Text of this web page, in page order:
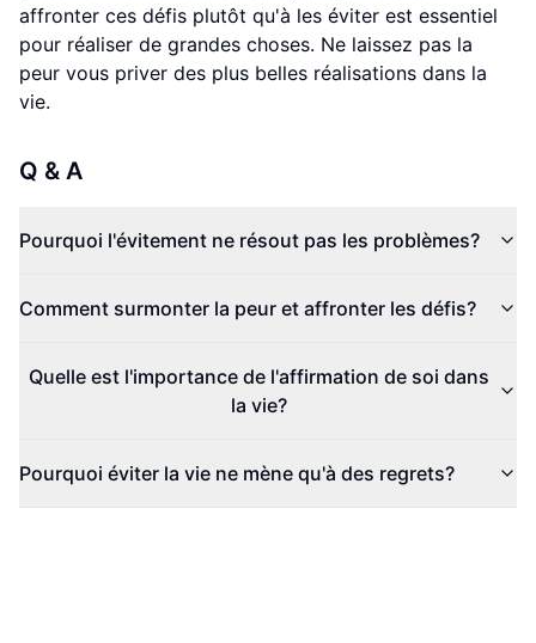
affronter ces défis plutôt qu'à les éviter est essentiel
pour réaliser de grandes choses. Ne laissez pas la
peur vous priver des plus belles réalisations dans la
vie.
Q & A
Pourquoi l'évitement ne résout pas les problèmes?
Comment surmonter la peur et affronter les défis?
Quelle est l'importance de l'affirmation de soi dans
la vie?
Pourquoi éviter la vie ne mène qu'à des regrets?